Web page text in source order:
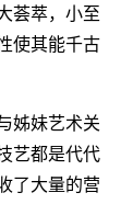
荟萃，小至
使其能千古
姊妹艺术关
艺都是代代
了大量的营